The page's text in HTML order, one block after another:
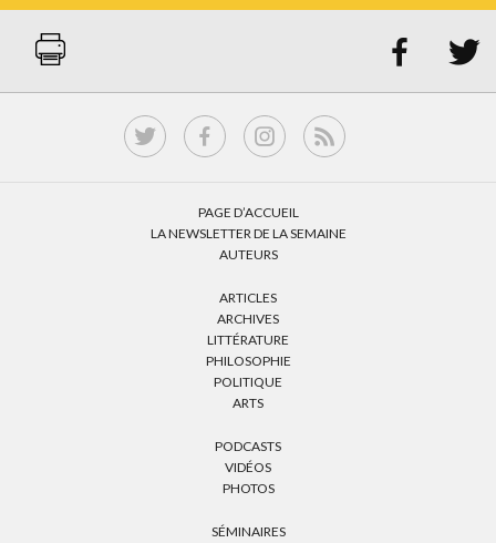
 
PAGE D’ACCUEIL
LA NEWSLETTER DE LA SEMAINE
AUTEURS
ARTICLES
ARCHIVES
LITTÉRATURE
PHILOSOPHIE
POLITIQUE
ARTS
PODCASTS
VIDÉOS
PHOTOS
SÉMINAIRES